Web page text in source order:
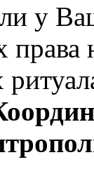
у
права